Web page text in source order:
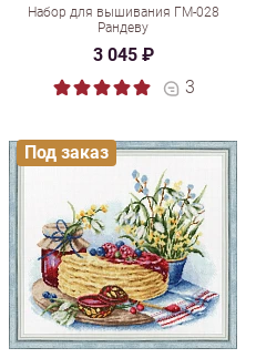
Набор для вышивания ГМ-028
Рандеву
3 045 ₽
3
Под заказ